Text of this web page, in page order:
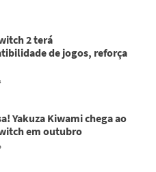
2 terá
de jogos, reforça
Yakuza Kiwami chega ao
em outubro